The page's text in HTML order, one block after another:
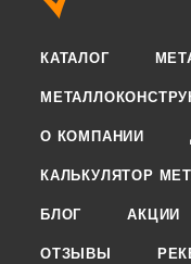
КАТАЛОГ
О КОМПАНИИ
КАЛЬКУЛЯТОР
БЛОГ АКЦИИ
ОТЗЫВЫ